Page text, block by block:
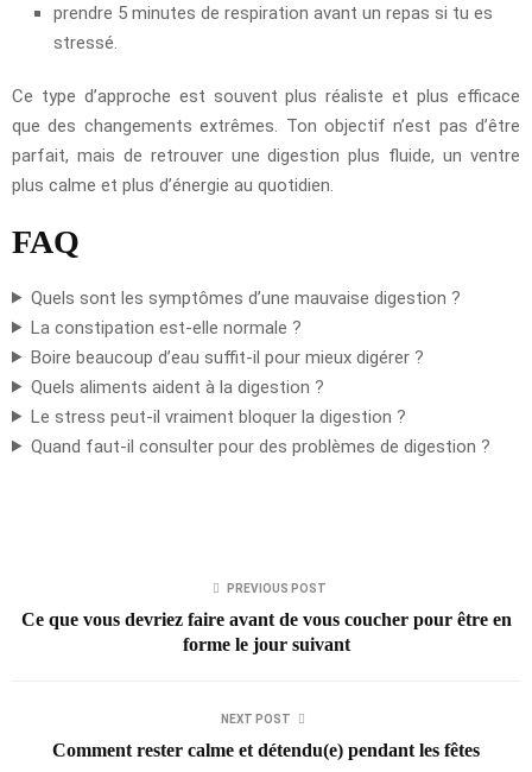
prendre 5 minutes de respiration avant un repas si tu es
stressé.
Ce type d’approche est souvent plus réaliste et plus efficace
que des changements extrêmes. Ton objectif n’est pas d’être
parfait, mais de retrouver une digestion plus fluide, un ventre
plus calme et plus d’énergie au quotidien.
FAQ
Quels sont les symptômes d’une mauvaise digestion ?
La constipation est-elle normale ?
Boire beaucoup d’eau suffit-il pour mieux digérer ?
Quels aliments aident à la digestion ?
Le stress peut-il vraiment bloquer la digestion ?
Quand faut-il consulter pour des problèmes de digestion ?
PREVIOUS POST
Ce que vous devriez faire avant de vous coucher pour être en
forme le jour suivant
NEXT POST
Comment rester calme et détendu(e) pendant les fêtes